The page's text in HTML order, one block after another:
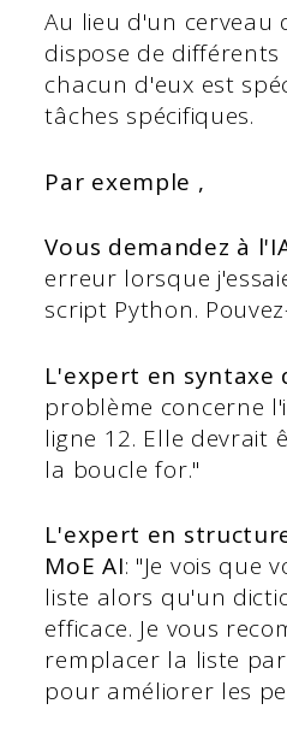
Au lieu d'un cerveau
dispose de différents
chacun d'eux est
tâches spécifiques.
Par exemple ,
Vous demandez à
erreur lorsque
script Python.
L'expert en syntaxe
problème concerne
ligne 12. Elle devrait
la boucle for."
L'expert en
MoE AI: "Je vois que
liste alors qu'un
efficace. Je vous
remplacer la liste
pour améliorer les